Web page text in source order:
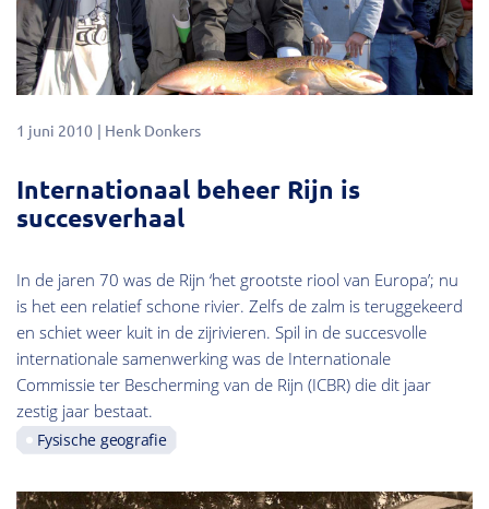
1 juni 2010 Henk Donkers
Internationaal beheer Rijn is
succesverhaal
In de jaren 70 was de Rijn ‘het grootste riool van Europa’; nu
is het een relatief schone rivier. Zelfs de zalm is teruggekeerd
en schiet weer kuit in de zijrivieren. Spil in de succesvolle
internationale samenwerking was de Internationale
Commissie ter Bescherming van de Rijn (ICBR) die dit jaar
zestig jaar bestaat.
Fysische geografie